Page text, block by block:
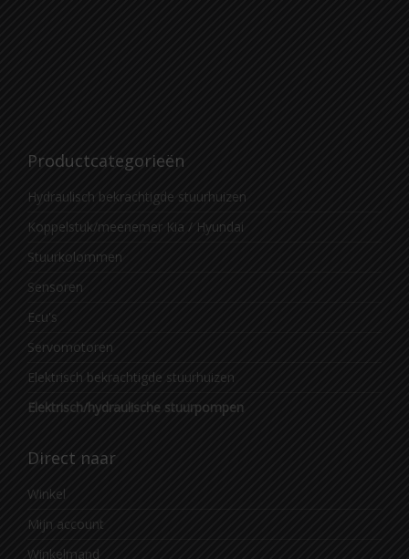
Productcategorieën
Hydraulisch bekrachtigde stuurhuizen
Koppelstuk/meenemer Kia / Hyundai
Stuurkolommen
Sensoren
Ecu's
Servomotoren
Elektrisch bekrachtigde stuurhuizen
Elektrisch/hydraulische stuurpompen
Direct naar
Winkel
Mijn account
Winkelmand